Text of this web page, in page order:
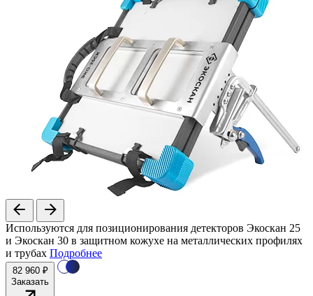
Используются для позиционирования детекторов Экоскан 25
и Экоскан 30 в защитном кожухе на металлических профилях
и трубах Подробнее
82 960 ₽
Заказать